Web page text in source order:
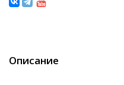
Описание